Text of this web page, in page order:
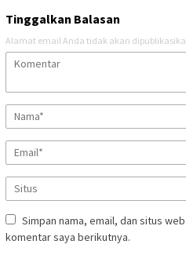
Tinggalkan Balasan
Alamat email Anda tidak akan
Simpan nama, email, dan situs
komentar saya berikutnya.